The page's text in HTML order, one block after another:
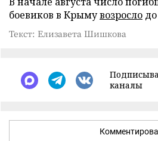
боевиков в Крымувозросло
Текст: Елизавета Шишкова
каналы